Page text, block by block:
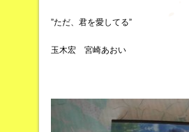
”ただ、君を愛してる”
玉木宏 宮崎あおい